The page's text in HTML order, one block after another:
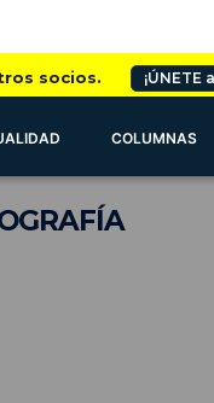
socios. ¡ÚNETE
COLUMNAS